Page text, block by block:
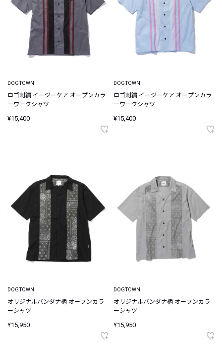
DOGTOWN
ロゴ刺繍 イージーケア オープンカラ
ーワークシャツ
¥15,400
DOGTOWN
ロゴ刺繍 イージーケア オープンカラ
ーワークシャツ
¥15,400
DOGTOWN
オリジナルバンダナ柄 オープンカラ
ーシャツ
¥15,950
DOGTOWN
オリジナルバンダナ柄 オープンカラ
ーシャツ
¥15,950